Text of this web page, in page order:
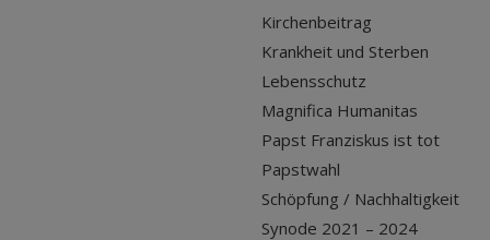
Kirchenbeitrag
Krankheit und Sterben
Lebensschutz
Magnifica Humanitas
Papst Franziskus ist tot
Papstwahl
Schöpfung / Nachhaltigkeit
Synode 2021 – 2024